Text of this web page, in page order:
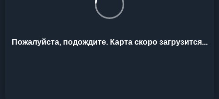
Пожалуйста, подождите. Карта скоро загрузится...